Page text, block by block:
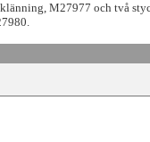
M27977 och två